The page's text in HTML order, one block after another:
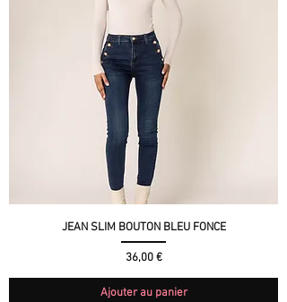
JEAN SLIM BOUTON BLEU FONCE
Prix
36,00 €
Ajouter au panier